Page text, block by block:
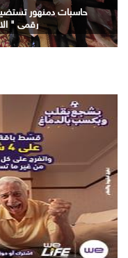
جامعة الاسكندرية
رقمي "